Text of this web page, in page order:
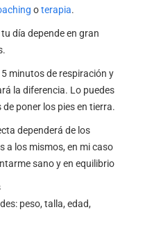
oterapia.
día depende en gran
minutos de respiración y
la diferencia. Lo puedes
poner los pies en tierra.
dependerá de los
a los mismos, en mi caso
sano y en equilibrio
peso, talla, edad,